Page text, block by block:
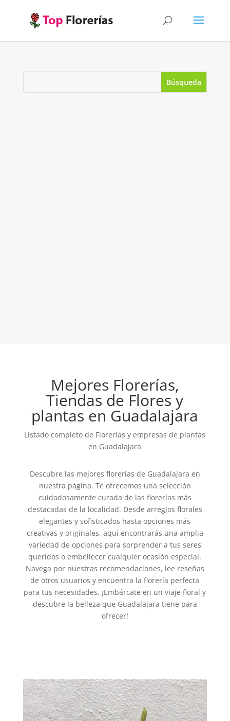
Mejores Florerías,
Tiendas de Flores y
plantas en Guadalajara
Listado completo de Florerías y empresas de plantas
en Guadalajara
Descubre las mejores florerías de Guadalajara en
nuestra página. Te ofrecemos una selección
cuidadosamente curada de las florerías más
destacadas de la localidad. Desde arreglos florales
elegantes y sofisticados hasta opciones más
creativas y originales, aquí encontrarás una amplia
variedad de opciones para sorprender a tus seres
queridos o embellecer cualquier ocasión especial.
Navega por nuestras recomendaciones, lee reseñas
de otros usuarios y encuentra la florería perfecta
para tus necesidades. ¡Embárcate en un viaje floral y
descubre la belleza que Guadalajara tiene para
ofrecer!